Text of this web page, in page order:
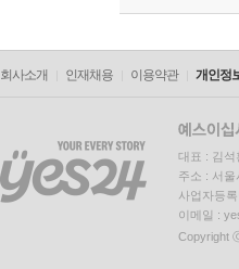
회사소개 인재채용 이용약관 개인정
대표 : 김석
주소 : 서
사업자등
이메일 :
Copyright